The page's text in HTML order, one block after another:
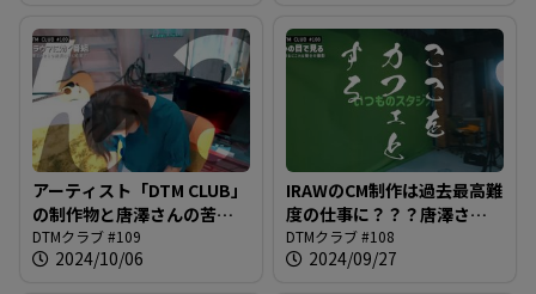
アーティスト「DTM CLUB」
の制作物と唐澤さんの苦
悩。新録された「火影」を
初オンエアへ＠DTMクラブ
DTMクラブ #109
2024/10/06
IRAWのCM制作は過去最高難
度の仕事に？？？唐澤さん
をアニメーションにする謎
計画進行中＠DTMクラブ
DTMクラブ #108
2024/09/27